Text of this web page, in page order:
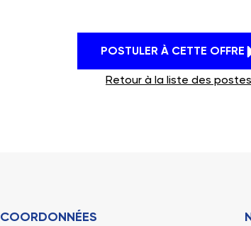
POSTULER À CETTE OFFRE
Retour à la liste des postes
COORDONNÉES